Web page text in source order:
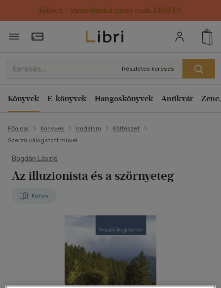
Kulacs / strandtáska most csak 1499 Ft!
Törzsvásárlói Kártya adatai
Részletes keresés
Könyvek E-könyvek Hangoskönyvek Antikvár
Főoldal Könyvek Irodalom
Költészet
Szerző válogatott művei
Bogdán László
Az illuzionista és a szörnyeteg
Könyv